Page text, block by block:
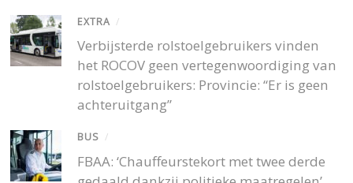
EXTRA /
Verbijsterde rolstoelgebruikers vinden
het ROCOV geen vertegenwoordiging van
rolstoelgebruikers: Provincie: “Er is geen
achteruitgang”
BUS /
FBAA: ‘Chauffeurstekort met twee derde